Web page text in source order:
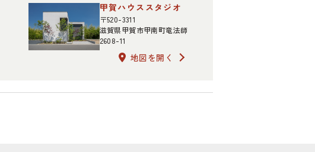
甲賀ハウススタジオ
〒520-3311
滋賀県甲賀市甲南町竜法師
2608-11
地図を開く